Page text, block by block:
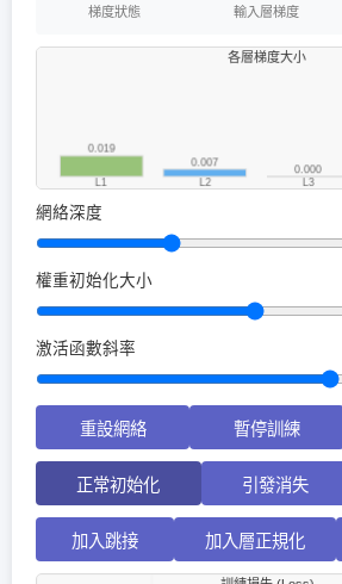
梯度狀態 輸入層梯度
網絡深度
權重初始化大小
激活函數斜率
重設網絡 暫停訓練
正常初始化 引發消失
加入跳接 加入層正規化